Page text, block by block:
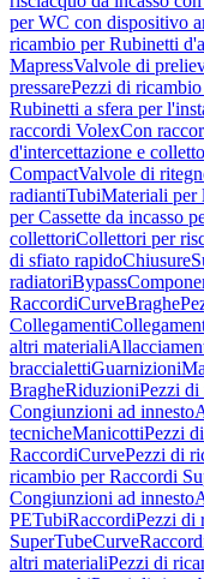
per WC con dispositivo
ricambio per Rubinetti
MapressValvole di
pressarePezzi di
Rubinetti a sfera per
raccordi VolexCon
d'intercettazione e
CompactValvole di
radiantiTubiMateriali per
per Cassette da incasso
collettoriCollettori per
di sfiato rapidoChiusure
radiatoriBypass
RaccordiCurveBraghe
Collegamenti
altri materiali
braccialettiGuarnizioni
BragheRiduzioniPezzi
Congiunzioni ad innesto
tecnicheManicottiPezzi
RaccordiCurvePezzi di
ricambio per Raccordi
Congiunzioni ad innesto
PETubiRaccordiPezzi di
SuperTubeCurve
altri materialiPezzi di